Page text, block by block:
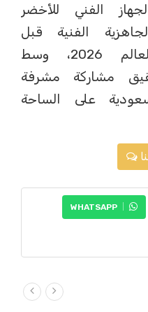
الفني للأخضر
الفنية قبل
خوض غمار كأس العالم 2026، وسط
مشاركة مشرفة
على الساحة
WHATSAPP